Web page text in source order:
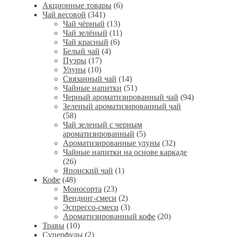
Акционные товары (6)
Чай весовой (341)
Чай чёрный (13)
Чай зелёный (11)
Чай красный (6)
Белый чай (4)
Пуэры (17)
Улуны (10)
Связанный чай (14)
Чайные напитки (51)
Черный ароматизированный чай (94)
Зеленый ароматизированный чай
(58)
Чай зеленый с черным
ароматизированный (5)
Ароматизированные улуны (32)
Чайные напитки на основе каркаде
(26)
Японский чай (1)
Кофе (48)
Моносорта (23)
Вендинг-смеси (2)
Эспрессо-смеси (3)
Ароматизированный кофе (20)
Травы (10)
Суперфуды (2)